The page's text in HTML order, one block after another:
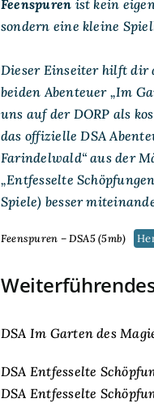
Feenspuren ist kein
sondern eine kleine
Dieser Einseiter hilft dir
beiden Abenteuer „Im
uns auf der DORP als
das offizielle DSA
Farindelwald“ aus der
„Entfesselte
Spiele) besser
Feenspuren – DSA5 (5mb)
DSA Im Garten des
DSA Entfesselte
DSA Entfesselte